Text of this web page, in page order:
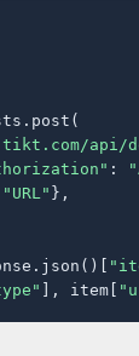
api/
:
"URL" },
], item[